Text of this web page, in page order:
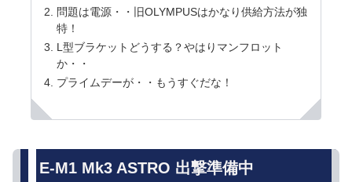
問題は電源・・旧OLYMPUSはかなり供給方法が独
特！
L型ブラケットどうする？やはりマンフロット
か・・
プライムデーが・・もうすぐだな！
E-M1 Mk3 ASTRO 出撃準備中